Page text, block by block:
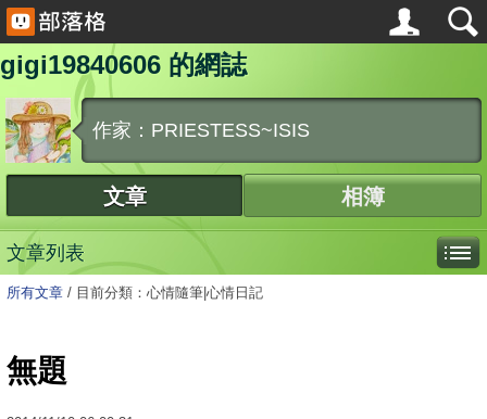
gigi19840606 的網誌
作家：PRIESTESS~ISIS
文章 相簿
文章列表
所有文章 / 目前分類：心情隨筆|心情日記
無題